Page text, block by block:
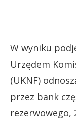
W wyniku
Urzędem
(UKNF)
przez bank
rezerwowego,